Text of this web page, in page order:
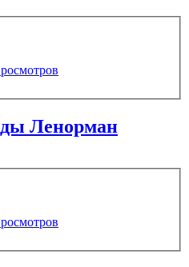
Ленорман